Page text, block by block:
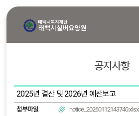
공지사항
2025년 결산 및 2026년 예산보고
첨부파일
notice_20260112143740.xlsx